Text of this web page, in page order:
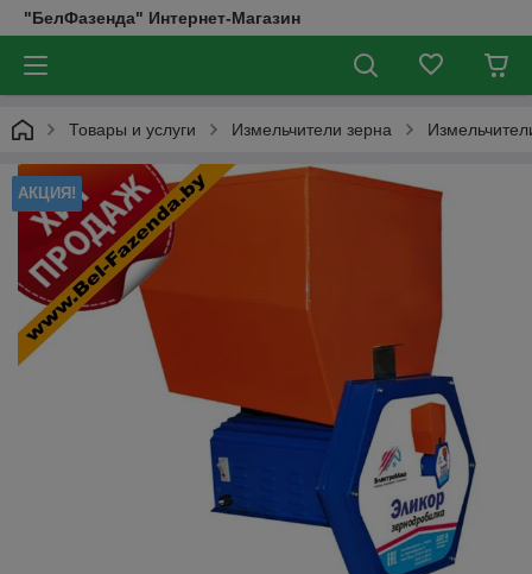
"БелФазенда" Интернет-Магазин
Товары и услуги Измельчители зерна
АКЦИЯ!